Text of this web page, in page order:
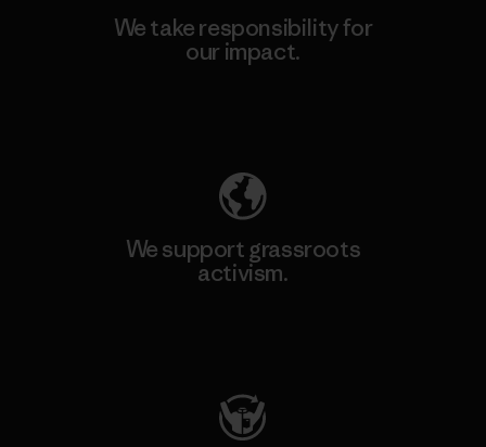
We take responsibility for
our impact.
We support grassroots
activism.